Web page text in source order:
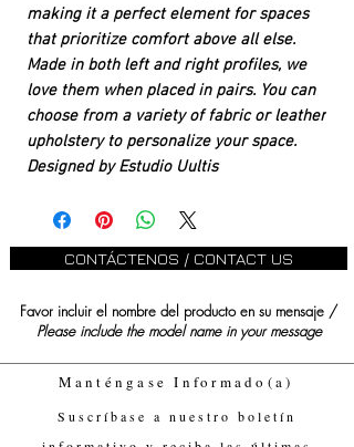
making it a perfect element for spaces
that prioritize comfort above all else.
Made in both left and right profiles, we
love them when placed in pairs. You can
choose from a variety of fabric or leather
upholstery to personalize your space.
Designed by Estudio Uultis
CONTÁCTENOS / CONTACT US
Favor incluir el nombre del producto en su mensaje /
Please include the model name in your message
Manténgase Informado(a)
Suscríbase a nuestro boletín